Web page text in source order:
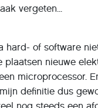
vergeten...
hard- of software
nieuwe
microprocessor.
definitie dus